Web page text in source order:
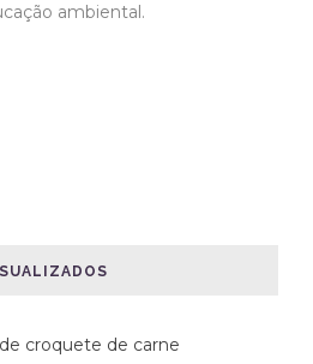
ambiental.
croquete de carne